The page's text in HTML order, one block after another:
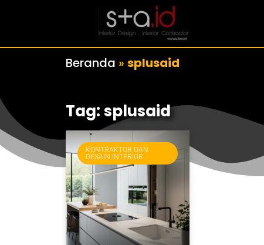
Beranda » splusaid
Tag: splusaid
KONTRAKTOR DAN
DESAIN INTERIOR